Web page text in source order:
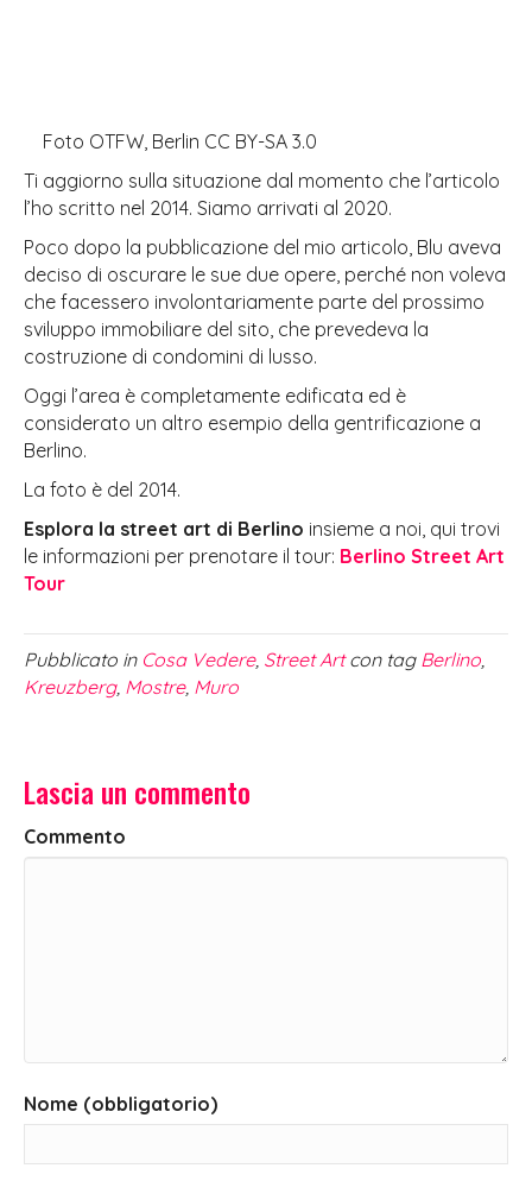
Foto OTFW, Berlin CC BY-SA 3.0
Ti aggiorno sulla situazione dal momento che l’articolo
l’ho scritto nel 2014. Siamo arrivati al 2020.
Poco dopo la pubblicazione del mio articolo, Blu aveva
deciso di oscurare le sue due opere, perché non voleva
che facessero involontariamente parte del prossimo
sviluppo immobiliare del sito, che prevedeva la
costruzione di condomini di lusso.
Oggi l’area è completamente edificata ed è
considerato un altro esempio della gentrificazione a
Berlino.
La foto è del 2014.
Esplora la street art di Berlino insieme a noi, qui trovi
le informazioni per prenotare il tour: Berlino Street Art
Tour
Pubblicato in Cosa Vedere, Street Artcon tag Berlino
Kreuzberg, Mostre, Muro
Lascia un commento
Commento
Nome (obbligatorio)